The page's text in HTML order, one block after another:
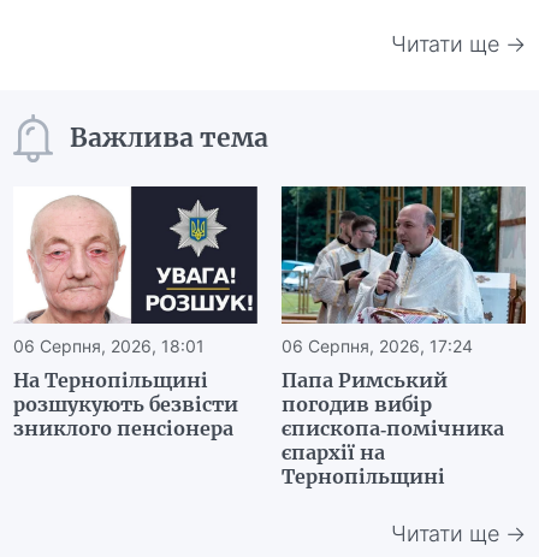
Читати ще →
Важлива тема
06 Серпня, 2026, 18:01
На Тернопільщині
розшукують безвісти
зниклого пенсіонера
06 Серпня, 2026, 17:24
Папа Римський
погодив вибір
єпископа-помічника
єпархії на
Тернопільщині
Читати ще →